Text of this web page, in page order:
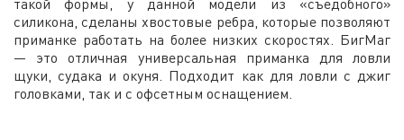
силикона, сделаны хвостовые ребра, которые позволяют
приманке работать на более низких скоростях. БигМаг
— это отличная универсальная приманка для ловли
щуки, судака и окуня. Подходит как для ловли с джиг
головками, так и с офсетным оснащением.